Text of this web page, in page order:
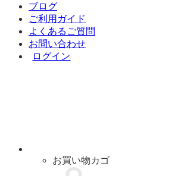
ブログ
ご利用ガイド
よくあるご質問
お問い合わせ
ログイン
お買い物カゴ